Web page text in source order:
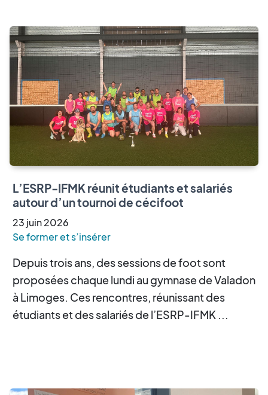
L’ESRP-IFMK réunit étudiants et salariés
autour d’un tournoi de cécifoot
23 juin2026
Se former et s’insérer
Depuis trois ans, des sessions de foot sont
proposées chaque lundi au gymnase de Valadon
à Limoges. Ces rencontres, réunissant des
étudiants et des salariés de l’ESRP-IFMK ...